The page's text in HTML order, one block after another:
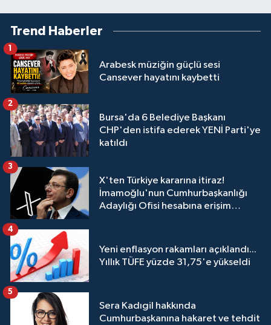
Trend Haberler
Arabesk müziğin güçlü sesi
Cansever hayatını kaybetti
1
Bursa'da 6 Belediye Başkanı
CHP'den istifa ederek YENİ Parti'ye
katıldı
2
X'ten Türkiye kararına itiraz!
İmamoğlu'nun Cumhurbaşkanlığı
Adaylığı Ofisi hesabına erişim
3
Yeni enflasyon rakamları açıklandı...
Yıllık TÜFE yüzde 31,75'e yükseldi
4
Sera Kadıgil hakkında
Cumhurbaşkanına hakaret ve tehdit
5